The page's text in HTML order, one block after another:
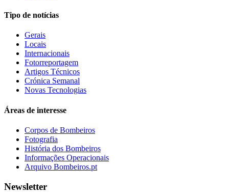
Tipo de notícias
Gerais
Locais
Internacionais
Fotorreportagem
Artigos Técnicos
Crónica Semanal
Novas Tecnologias
Áreas de interesse
Corpos de Bombeiros
Fotografia
História dos Bombeiros
Informações Operacionais
Arquivo Bombeiros.pt
Newsletter